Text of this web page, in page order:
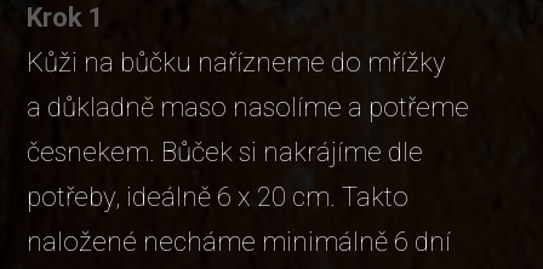
Krok 1
Kůži na bůčku nařízneme do mřížky
a důkladně maso nasolíme a potřeme
česnekem. Bůček si nakrájíme dle
potřeby, ideálně 6 x 20 cm. Takto
naložené necháme minimálně 6 dní